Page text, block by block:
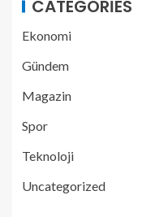
CATEGORIES
Ekonomi
Gündem
Magazin
Spor
Teknoloji
Uncategorized